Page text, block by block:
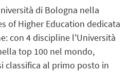
di Bologna nella
of Higher Education dedicata
con 4 discipline l'Università
top 100 nel mondo,
classifica al primo posto in